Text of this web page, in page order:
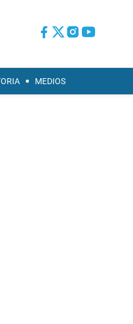
MEDIOS